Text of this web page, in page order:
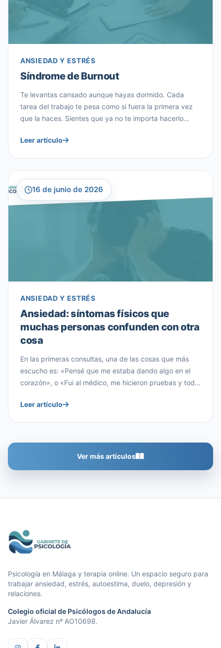
ANSIEDAD Y ESTRÉS
Síndrome de Burnout
Te levantas cansado aunque hayas dormido. Cada
tarea del trabajo te pesa como si fuera la primera vez
que la haces. Sientes que ya no te importa hacerlo
«solo estrés» o algo más serio. Si te sientes
Leer artículo
16 de junio de 2026
ANSIEDAD Y ESTRÉS
Ansiedad: síntomas físicos que
muchas personas confunden con otra
cosa
En las primeras consultas, una de las cosas que más
escucho es: «Pensé que me estaba dando algo en el
corazón», o «Fui al médico, me hicieron pruebas y todo
Muchas personas llegan al gabinete después de meses
Leer artículo
Ver más artículos
Gabinete de Psicología
Psicología en Málaga y terapia online. Un espacio seguro para
trabajar ansiedad, estrés, autoestima, duelo, depresión y
relaciones.
Colegio oficial de Psicólogos de Andalucía
Javier Álvarez nº AO10698.